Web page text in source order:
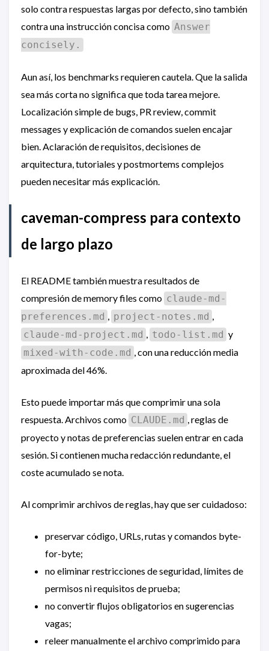
solo contra respuestas largas por defecto, sino también
contra una instrucción concisa como Answer
concisely.
Aun así, los benchmarks requieren cautela. Que la salida
sea más corta no significa que toda tarea mejore.
Localización simple de bugs, PR review, commit
messages y explicación de comandos suelen encajar
bien. Aclaración de requisitos, decisiones de
arquitectura, tutoriales y postmortems complejos
pueden necesitar más explicación.
caveman-compress para contexto
de largo plazo
El README también muestra resultados de
compresión de memory files como claude-md-
preferences.md , project-notes.md ,
claude-md-project.md , todo-list.md y
mixed-with-code.md , con una reducción media
aproximada del 46%.
Esto puede importar más que comprimir una sola
respuesta. Archivos como CLAUDE.md , reglas de
proyecto y notas de preferencias suelen entrar en cada
sesión. Si contienen mucha redacción redundante, el
coste acumulado se nota.
Al comprimir archivos de reglas, hay que ser cuidadoso:
preservar código, URLs, rutas y comandos byte-
for-byte;
no eliminar restricciones de seguridad, límites de
permisos ni requisitos de prueba;
no convertir flujos obligatorios en sugerencias
vagas;
releer manualmente el archivo comprimido para